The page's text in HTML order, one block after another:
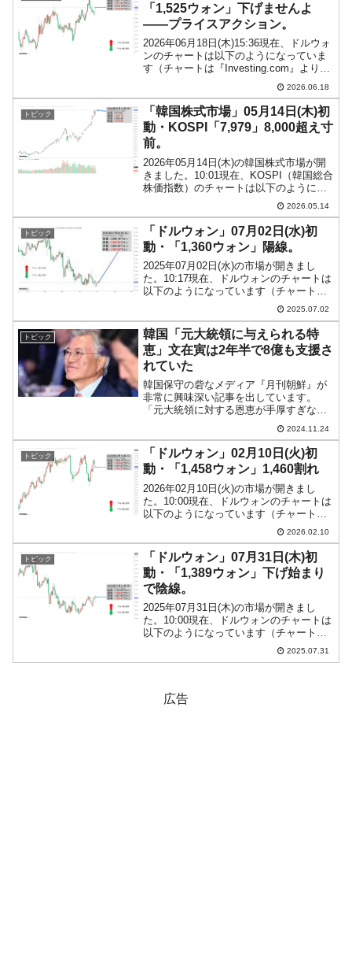
「1,525ウォン」下げませんよ
――プライスアクション。
2026年06月18日(木)15:36現在、ドルウォ
ンのチャートは以下のようになっていま
す（チャートは『Investing.com』より引
用）。下げませんよ――なローソク足に
なっています。現在のところ「1ドル＝
1,525ウォン」近辺の攻防と...
2026.06.18
トピック
「韓国株式市場」05月14日(木)初
動・KOSPI「7,979」8,000超え寸
前。
2026年05月14日(木)の韓国株式市場が開
きました。10:01現在、KOSPI（韓国総合
株価指数）のチャートは以下のようにな
『Investing.com』より引用）。ちょい上
げて始まり、現在のところ陽線。
KOSPI...
2026.05.14
トピック
「ドルウォン」07月02日(水)初
動・「1,360ウォン」陽線。
2025年07月02日(水)の市場が開きまし
た。10:17現在、ドルウォンのチャートは
以下のようになっています（チャートは
『Investing.com』より引用）。前日は結
局陰線となりまして……本日はそれを受
けてのスタート。現在のところ陽線...
2025.07.02
トピック
韓国「元大統領に与えられる特
恵」文在寅は2年半で8億も支援さ
れていた
韓国保守の砦なメディア『月刊朝鮮』が
非常に興味深い記事を出しています。
「元大統領に対する恩恵が手厚すぎない
か？」という内容で、大統領を経験した
人が退任後にどのような恩恵を受けてい
るのかを詳述しています。現在、韓国の
大統領経験者で存命者は、李...
2024.11.24
トピック
「ドルウォン」02月10日(火)初
動・「1,458ウォン」1,460割れ
2026年02月10日(火)の市場が開きまし
た。10:00現在、ドルウォンのチャートは
以下のようになっています（チャートは
『Investing.com』より引用）。前日はな
んとか陽線となっていますが、上が削ら
れました。現在のところ「1ドル＝...
2026.02.10
トピック
「ドルウォン」07月31日(木)初
動・「1,389ウォン」下げ始まり
で陰線。
2025年07月31日(木)の市場が開きまし
た。10:00現在、ドルウォンのチャートは
以下のようになっています（チャートは
『Investing.com』より引用）。現在のと
ころ「1ドル＝1,389ウォン」近辺の攻防
2025.07.31
広告